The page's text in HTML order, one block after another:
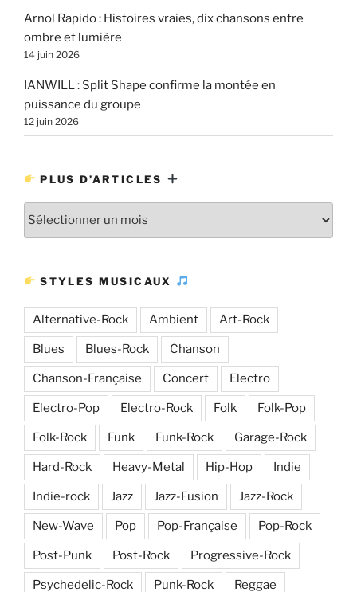
Arnol Rapido : Histoires vraies, dix chansons entre
ombre et lumière
14 juin 2026
IANWILL : Split Shape confirme la montée en
puissance du groupe
12 juin 2026
PLUS D’ARTICLES
STYLES MUSICAUX
Alternative-Rock Ambient Art-Rock
Blues Blues-Rock Chanson
Chanson-Française Concert Electro
Electro-Pop Electro-Rock Folk Folk-Pop
Folk-Rock Funk Funk-Rock Garage-Rock
Hard-Rock Heavy-Metal Hip-Hop Indie
Indie-rock Jazz Jazz-Fusion Jazz-Rock
New-Wave Pop Pop-Française Pop-Rock
Post-Punk Post-Rock Progressive-Rock
Psychedelic-Rock Punk-Rock Reggae